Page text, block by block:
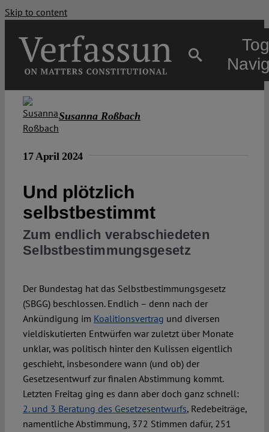
Skip to content
Open Access
Authors
Spotlight
Susanna Roßbach
17 April 2024
Und plötzlich
selbstbestimmt
Zum endlich verabschiedeten
Selbstbestimmungsgesetz
Der Bundestag hat das Selbstbestimmungsgesetz
(SBGG) beschlossen. Endlich – denn nach der
Ankündigung im Koalitionsvertrag und diversen
vieldiskutierten Entwürfen war zuletzt über Monate
unklar, was politisch hinter den Kulissen eigentlich
geschieht, insbesondere wann (und ob) der
Gesetzesentwurf zur finalen Abstimmung kommt.
Letzten Freitag ging es dann aber doch ganz schnell:
2. und 3 Beratung des Gesetzesentwurfs, Redebeiträge,
namentliche Abstimmung, 372 Stimmen dafür, 251